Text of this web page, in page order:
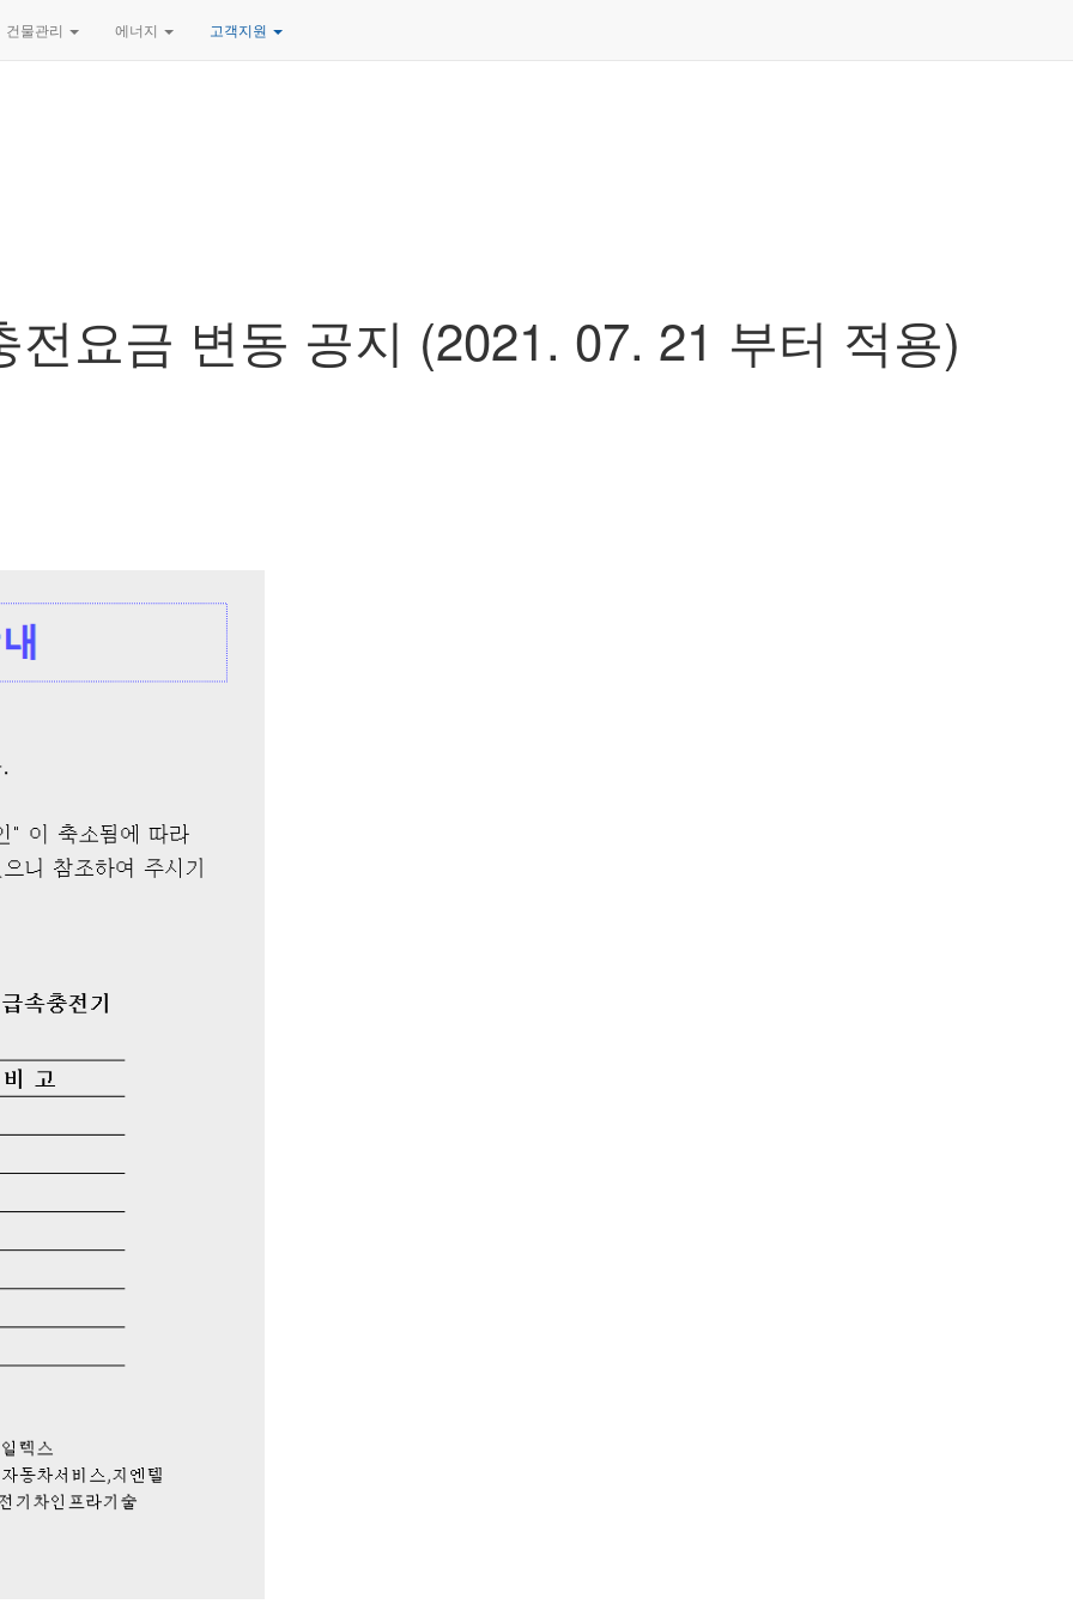
건물관리 에너지 고객지원
요금 변동 공지 (2021. 07. 21 부터 적용)